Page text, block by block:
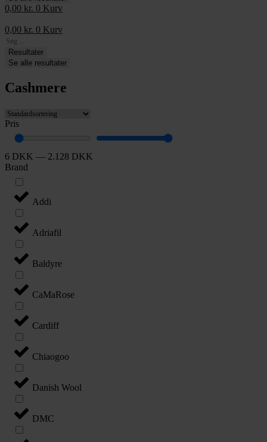
0,00 kr. 0 Kurv
0,00 kr. 0 Kurv
Search
...Resultater
Se alle resultater
Cashmere
Pris
6 DKK — 2.128 DKK
Brand
Addi
Adriafil
Baldyre
CaMaRose
Cardiff
Chiaogoo
Danish Wool
DMC